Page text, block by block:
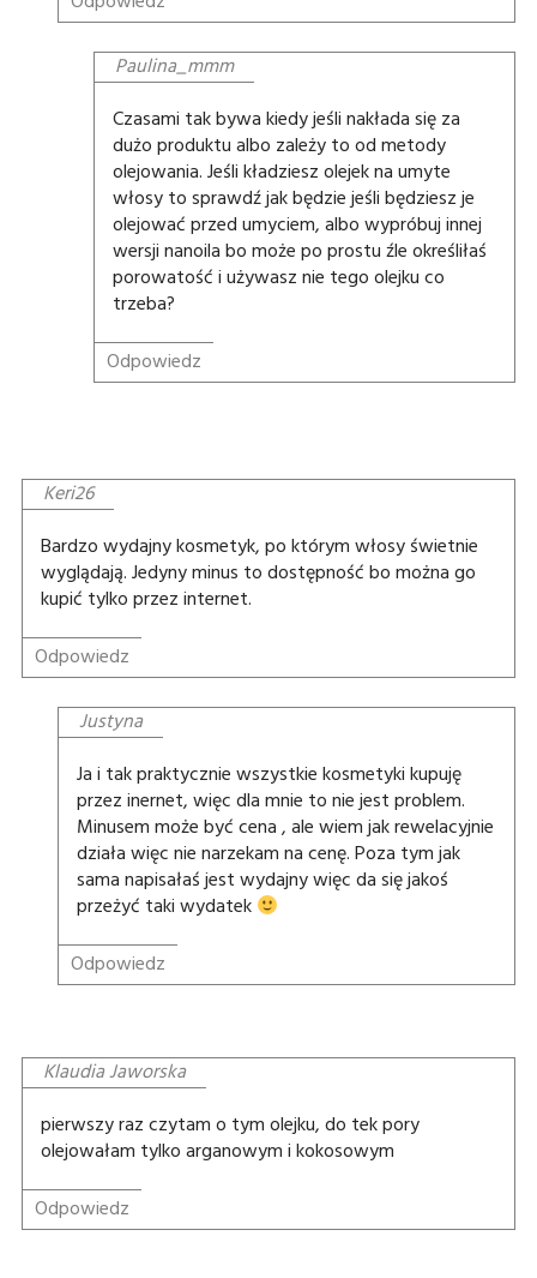
Paulina_mmm
Czasami tak bywa kiedy jeśli nakłada się za
dużo produktu albo zależy to od metody
olejowania. Jeśli kładziesz olejek na umyte
włosy to sprawdź jak będzie jeśli będziesz je
olejować przed umyciem, albo wypróbuj innej
wersji nanoila bo może po prostu źle określiłaś
porowatość i używasz nie tego olejku co
trzeba?
Odpowiedz
Keri26
Bardzo wydajny kosmetyk, po którym włosy świetnie
wyglądają. Jedyny minus to dostępność bo można go
kupić tylko przez internet.
Odpowiedz
Justyna
Ja i tak praktycznie wszystkie kosmetyki kupuję
przez inernet, więc dla mnie to nie jest problem.
Minusem może być cena , ale wiem jak rewelacyjnie
działa więc nie narzekam na cenę. Poza tym jak
sama napisałaś jest wydajny więc da się jakoś
przeżyć taki wydatek
Odpowiedz
Klaudia Jaworska
pierwszy raz czytam o tym olejku, do tek pory
olejowałam tylko arganowym i kokosowym
Odpowiedz